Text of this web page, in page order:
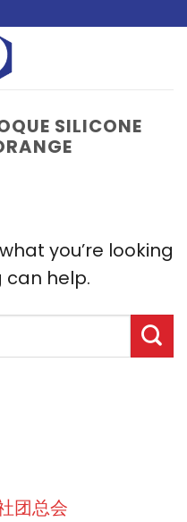
SILICONE
you’re looking
can help.
团总会